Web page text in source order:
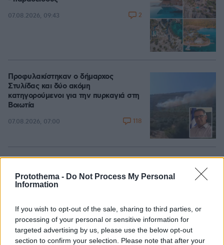
Protothema - Do Not Process My Personal
Information
If you wish to opt-out of the sale, sharing to third parties, or
processing of your personal or sensitive information for
targeted advertising by us, please use the below opt-out
section to confirm your selection. Please note that after your
07.08.2026, 09:43 2
Προφυλακίστηκαν ο δήμαρχος
Στυλίδας και δύο ακόμη
κατηγορούμενοι για την πυρκαγιά στη
Βοιωτία
07.08.2026, 07:00 118
100.00%
σε προσπάθεια ρεκόρ powerlifting
από Βελγίδα: «Είμαι ρατσιστής και το
07.08.2026, 06:51 41